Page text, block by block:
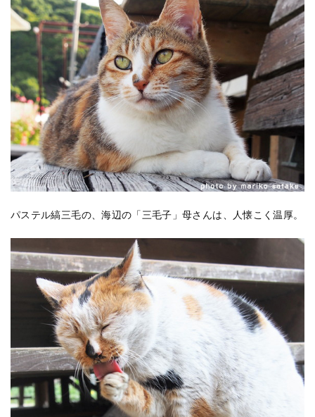
パステル縞三毛の、海辺の「三毛子」母さんは、人懐こく温厚。